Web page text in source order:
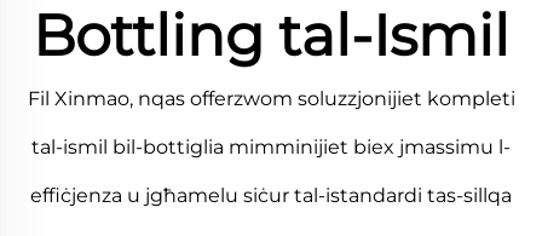
Bottling tal-Ismil
Fil Xinmao, nqas offerzwom soluzzjonijiet kompleti
tal-ismil bil-bottiglia mimminijiet biex jmassimu l-
effiċjenza u jgħamelu siċur tal-istandardi tas-sillqa